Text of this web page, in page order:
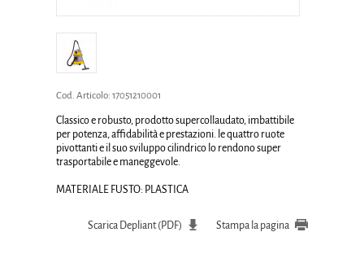
Cod. Articolo: 17051210001
Classico e robusto, prodotto supercollaudato, imbattibile
per potenza, affidabilità e prestazioni. le quattro ruote
pivottanti e il suo sviluppo cilindrico lo rendono super
trasportabile e maneggevole.
MATERIALE FUSTO: PLASTICA
Scarica Depliant (PDF) Stampa la pagina